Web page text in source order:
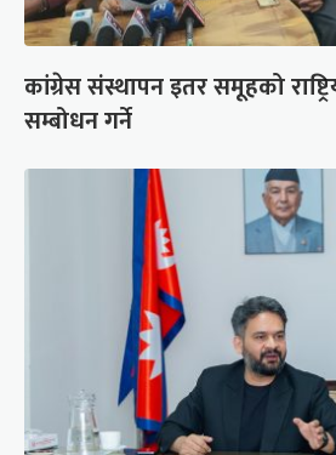
कांग्रेस संस्थापन इतर समूहको
सम्बोधन गर्ने